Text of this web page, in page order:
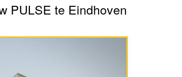
PULSE te Eindhoven